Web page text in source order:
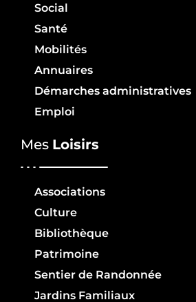
Social
Santé
Mobilités
Annuaires
Démarches administratives
Emploi
Mes Loisirs
Associations
Culture
Bibliothèque
Patrimoine
Sentier de Randonnée
Jardins Familiaux